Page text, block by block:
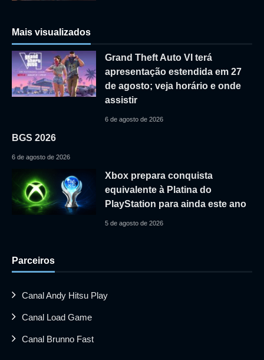
Mais visualizados
Grand Theft Auto VI terá
apresentação estendida em 27
de agosto; veja horário e onde
assistir
6 de agosto de 2026
BGS 2026
6 de agosto de 2026
Xbox prepara conquista
equivalente à Platina do
PlayStation para ainda este ano
5 de agosto de 2026
Parceiros
Canal Andy Hitsu Play
Canal Load Game
Canal Brunno Fast